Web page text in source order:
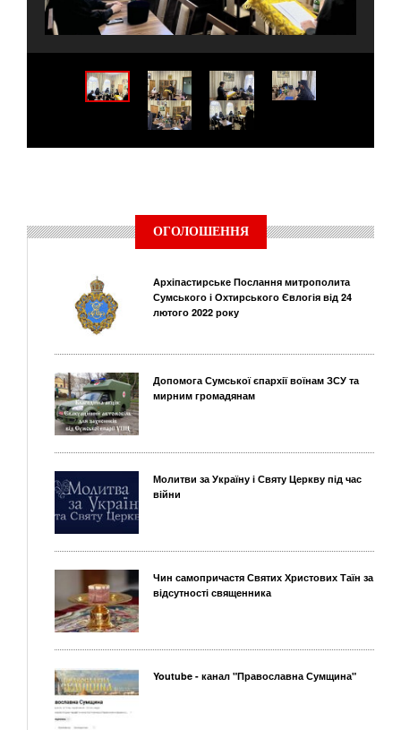
ОГОЛОШЕННЯ
Архіпастирське Послання митрополита
Сумського і Охтирського Євлогія від 24
лютого 2022 року
Допомога Сумської єпархії воїнам ЗСУ та
мирним громадянам
Молитви за Україну і Святу Церкву під час
війни
Чин самопричастя Святих Христових Таїн за
відсутності священника
Youtube - канал "Православна Сумщина"